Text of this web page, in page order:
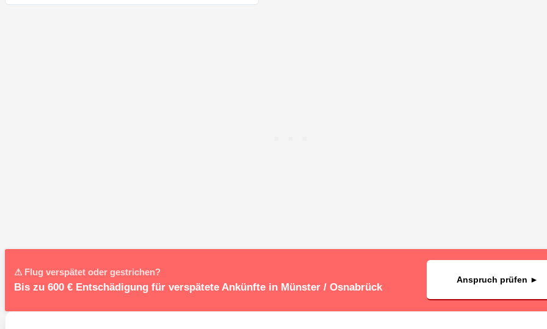
⚠ Flug verspätet oder gestrichen?
Bis zu 600 € Entschädigung für verspätete Ankünfte in Münster / Osnabrück
Anspruch prüfen ►